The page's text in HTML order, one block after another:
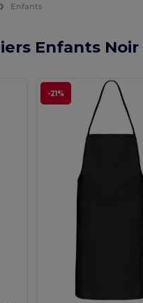
Enfants
Enfants Noir
-21%